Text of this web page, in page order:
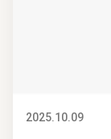
2025.10.09